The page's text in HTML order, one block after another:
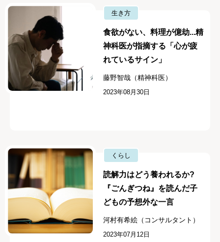
生き方
食欲がない、料理が億劫...精
神科医が指摘する「心が疲
れているサイン」
藤野智哉（精神科医）
2023年08月30日
くらし
読解力はどう養われるか?
『ごんぎつね』を読んだ子
どもの予想外な一言
河村有希絵（コンサルタント）
2023年07月12日